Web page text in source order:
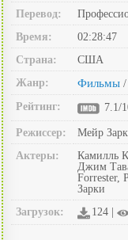
Перевод:
Время:
02:28:47
Страна:
США
Жанр:
Фильмы /
Рейтинг: 7.1/
Режиссер:
Мейр
Актеры:
Камилль
Джим
Forrester,
Зарки
Загрузок:
124 |